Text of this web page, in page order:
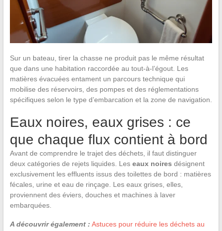
Sur un bateau, tirer la chasse ne produit pas le même résultat
que dans une habitation raccordée au tout-à-l’égout. Les
matières évacuées entament un parcours technique qui
mobilise des réservoirs, des pompes et des réglementations
spécifiques selon le type d’embarcation et la zone de navigation.
Eaux noires, eaux grises : ce
que chaque flux contient à bord
Avant de comprendre le trajet des déchets, il faut distinguer
deux catégories de rejets liquides. Les eaux noires désignent
exclusivement les effluents issus des toilettes de bord : matières
fécales, urine et eau de rinçage. Les eaux grises, elles,
proviennent des éviers, douches et machines à laver
embarquées.
A découvrir également : Astuces pour réduire les déchets au